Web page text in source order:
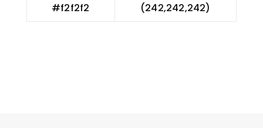
#f2f2f2
(242,242,242)